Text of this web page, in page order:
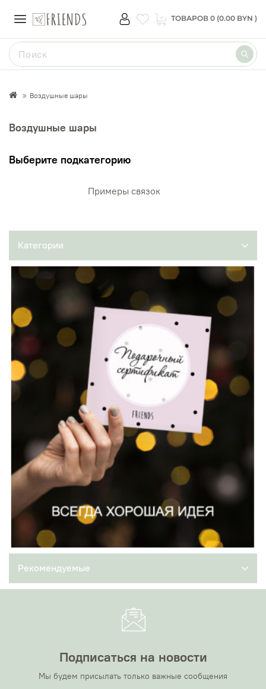
ТОВАРОВ 0 (0.00 BYN )
Воздушные шары
Воздушные шары
Выберите подкатегорию
Примеры связок
Категории
Рекомендуемые
Подписаться на новости
Мы будем присылать только важные сообщения